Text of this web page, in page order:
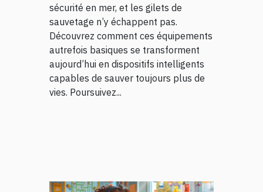
sécurité en mer, et les gilets de
sauvetage n’y échappent pas.
Découvrez comment ces équipements
autrefois basiques se transforment
aujourd’hui en dispositifs intelligents
capables de sauver toujours plus de
vies. Poursuivez...